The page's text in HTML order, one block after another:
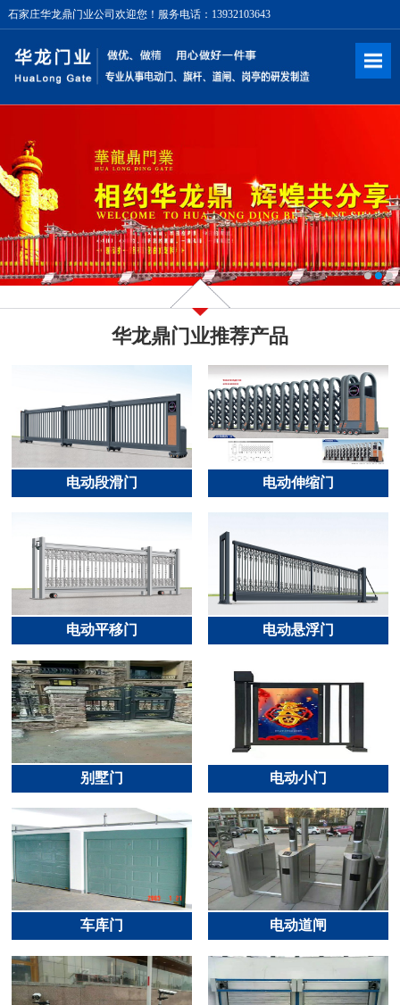
石家庄华龙鼎门业公司欢迎您！服务电话：13932103643
华龙鼎门业推荐产品
电动段滑门 电动伸缩门
电动平移门 电动悬浮门
别墅门 电动小门
车库门 电动道闸